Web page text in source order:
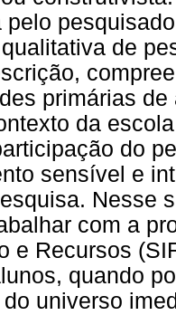
pelo
de
primárias
da
do
sensível e
Nesse
com a
e Recursos
quando
universo